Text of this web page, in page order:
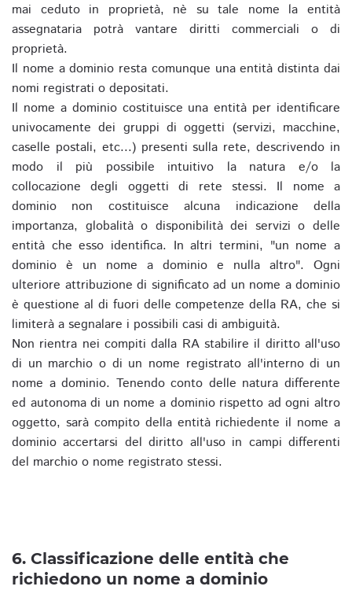
mai ceduto in proprietà, nè su tale nome la entità
assegnataria potrà vantare diritti commerciali o di
proprietà.
Il nome a dominio resta comunque una entità distinta dai
nomi registrati o depositati.
Il nome a dominio costituisce una entità per identificare
univocamente dei gruppi di oggetti (servizi, macchine,
caselle postali, etc...) presenti sulla rete, descrivendo in
modo il più possibile intuitivo la natura e/o la
collocazione degli oggetti di rete stessi. Il nome a
dominio non costituisce alcuna indicazione della
importanza, globalità o disponibilità dei servizi o delle
entità che esso identifica. In altri termini, "un nome a
dominio è un nome a dominio e nulla altro". Ogni
ulteriore attribuzione di significato ad un nome a dominio
è questione al di fuori delle competenze della RA, che si
limiterà a segnalare i possibili casi di ambiguità.
Non rientra nei compiti dalla RA stabilire il diritto all'uso
di un marchio o di un nome registrato all'interno di un
nome a dominio. Tenendo conto delle natura differente
ed autonoma di un nome a dominio rispetto ad ogni altro
oggetto, sarà compito della entità richiedente il nome a
dominio accertarsi del diritto all'uso in campi differenti
del marchio o nome registrato stessi.
6. Classificazione delle entità che
richiedono un nome a dominio